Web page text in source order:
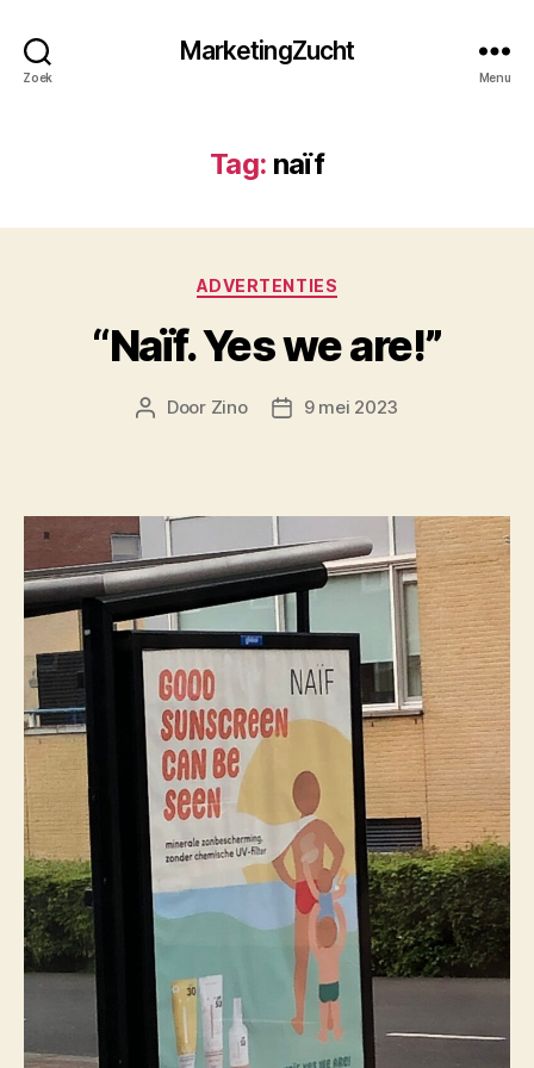
Zoek
MarketingZucht
Menu
Tag: naïf
Categorieën
ADVERTENTIES
“Naïf. Yes we are!”
Berichtauteur
Door Zino Berichtdatum
9 mei 2023